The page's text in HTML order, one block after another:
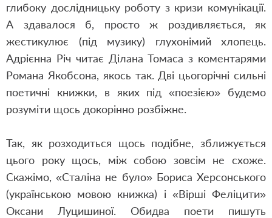
глибоку дослідницьку роботу з кризи комунікації.
А здавалося б, просто ж роздивляється, як
жестикулює (під музику) глухонімий хлопець.
Адрієнна Річ читає Ділана Томаса з коментарями
Романа Якобсона, якось так. Дві цьогорічні сильні
поетичні книжки, в яких під «поезією» будемо
розуміти щось докорінно розбіжне.
Так, як розходиться щось подібне, зближується
цього року щось, між собою зовсім не схоже.
Скажімо, «Сталіна не було» Бориса Херсонського
(українською мовою книжка) і «Вірші Феліцити»
Оксани Луцишиної. Обидва поети пишуть